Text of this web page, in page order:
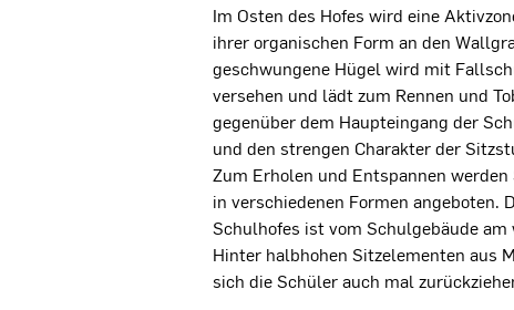
Im Osten des Hofes wird eine
ihrer organischen Form an den
geschwungene Hügel wird mit
versehen und lädt zum Rennen und
gegenüber dem Haupteingang der
und den strengen Charakter der
Zum Erholen und Entspannen
in verschiedenen Formen angeboten.
Schulhofes ist vom Schulgebäude
Hinter halbhohen Sitzelementen aus
sich die Schüler auch mal